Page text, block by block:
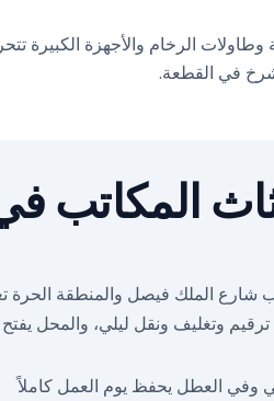
وطاولات الرخام والأجهزة
في القطعة.
المكاتب
الملك فيصل والمنطقة الحرة
وتغليف ونقل ليلي، والمحل يفتح
وفي العطل يحفظ يوم العمل كاملاً